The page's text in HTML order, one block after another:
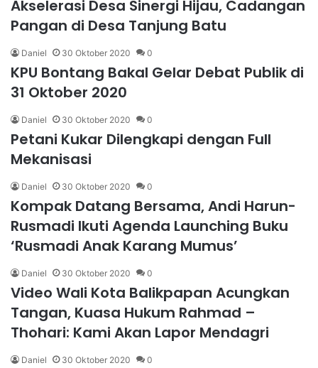
Akselerasi Desa Sinergi Hijau, Cadangan
Pangan di Desa Tanjung Batu
Daniel 30 Oktober 2020 0
KPU Bontang Bakal Gelar Debat Publik di
31 Oktober 2020
Daniel 30 Oktober 2020 0
Petani Kukar Dilengkapi dengan Full
Mekanisasi
Daniel 30 Oktober 2020 0
Kompak Datang Bersama, Andi Harun-
Rusmadi Ikuti Agenda Launching Buku
‘Rusmadi Anak Karang Mumus’
Daniel 30 Oktober 2020 0
Video Wali Kota Balikpapan Acungkan
Tangan, Kuasa Hukum Rahmad –
Thohari: Kami Akan Lapor Mendagri
Daniel 30 Oktober 2020 0